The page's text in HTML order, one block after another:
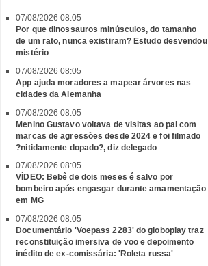
07/08/2026 08:05
Por que dinossauros minúsculos, do tamanho
de um rato, nunca existiram? Estudo desvendou
mistério
07/08/2026 08:05
App ajuda moradores a mapear árvores nas
cidades da Alemanha
07/08/2026 08:05
Menino Gustavo voltava de visitas ao pai com
marcas de agressões desde 2024 e foi filmado
?nitidamente dopado?, diz delegado
07/08/2026 08:05
VÍDEO: Bebê de dois meses é salvo por
bombeiro após engasgar durante amamentação
em MG
07/08/2026 08:05
Documentário 'Voepass 2283' do globoplay traz
reconstituição imersiva de voo e depoimento
inédito de ex-comissária: 'Roleta russa'